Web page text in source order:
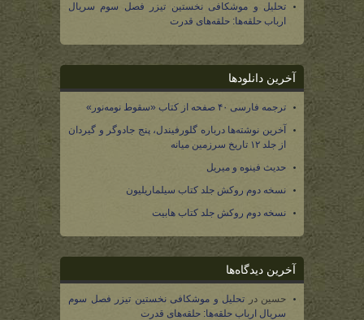
تحلیل و موشکافی نخستین تیزر فصل سوم سریال
ارباب حلقه‌ها: حلقه‌های قدرت
آخرین دانلودها
ترجمه فارسی ۴۰ صفحه از کتاب «سقوط نومه‌نور»
آخرین نوشته‌ها درباره گلورفیندل، پنج جادوگر و گیردان
از جلد ۱۲ تاریخ سرزمین میانه
حدیث فینوه و میریل
نسخه دوم روکش جلد کتاب سیلماریلیون
نسخه دوم روکش جلد کتاب هابیت
آخرین دیدگاه‌ها
حسین در تحلیل و موشکافی نخستین تیزر فصل سوم
سریال ارباب حلقه‌ها: حلقه‌های قدرت